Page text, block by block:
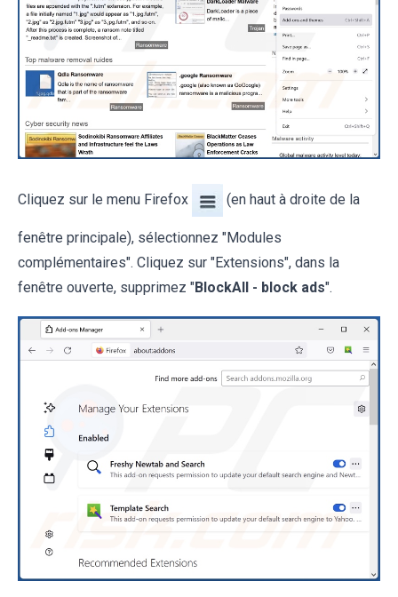
Cliquez sur le menu Firefox (en haut à droite de la
fenêtre principale), sélectionnez "Modules
complémentaires". Cliquez sur "Extensions", dans la
fenêtre ouverte, supprimez "BlockAll - block ads".